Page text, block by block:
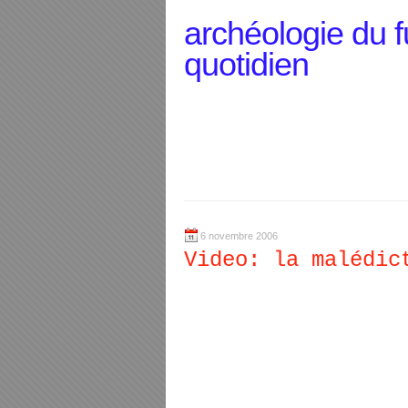
archéologie du
quotidien
6 novembre 2006
Video: la